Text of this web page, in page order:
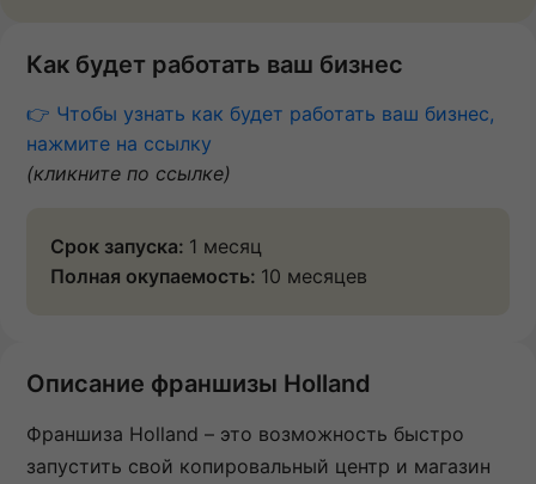
Как будет работать ваш бизнес
👉 Чтобы узнать как будет работать ваш бизнес,
нажмите на ссылку
(кликните по ссылке)
Срок запуска: 1 месяц
Полная окупаемость: 10 месяцев
Описание франшизы Holland
Франшиза Holland – это возможность быстро
запустить свой копировальный центр и магазин